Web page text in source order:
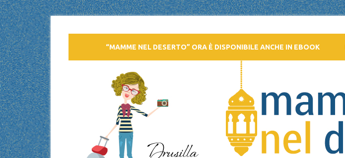
“MAMME NEL DESERTO” ORA È DISPONIBILE ANCHE IN EBOOK